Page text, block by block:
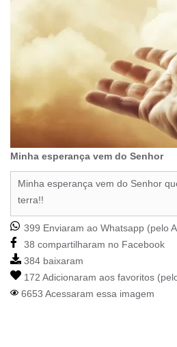
Minha esperança vem do Senhor
Minha esperança vem do Senhor
terra!!
399 Enviaram ao Whatsapp (pelo
38 compartilharam no Facebook
384 baixaram
172 Adicionaram aos favoritos
6653 Acessaram essa imagem